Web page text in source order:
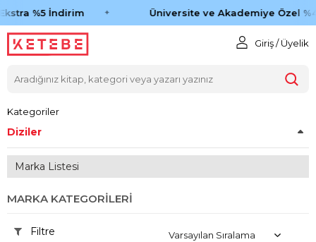
%5 İndirim Üniversite ve Akademiye Özel %45
Giriş / Üyelik
Kategoriler
Diziler
Marka Listesi
MARKA KATEGORILERI
Filtre